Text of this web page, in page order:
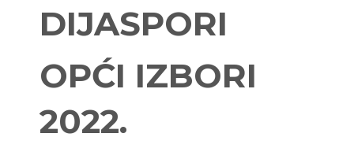
DIJASPORI
OPĆI IZBORI
2022.